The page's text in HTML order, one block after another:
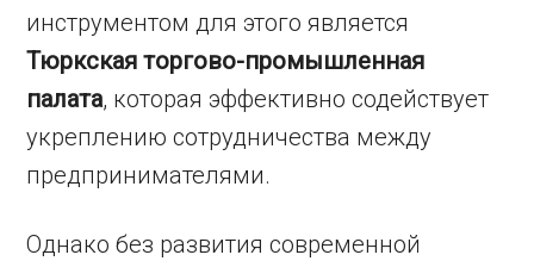
инструментом для этого является
Тюркская торгово-промышленная
палата, которая эффективно содействует
укреплению сотрудничества между
предпринимателями.
Однако без развития современной